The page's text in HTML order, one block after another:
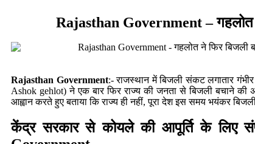
Rajasthan Government – गहलोत
Rajasthan Government:- राजस्थान में बिजली संकट लगातार
Ashok gehlot) ने एक बार फिर राज्य की जनता से बिजली बचाने की
आह्वान करते हुए बताया कि राज्य ही नहीं, पूरा देश इस समय भयंकर
केंद्र सरकार से कोयले की आपूर्ति के लिए